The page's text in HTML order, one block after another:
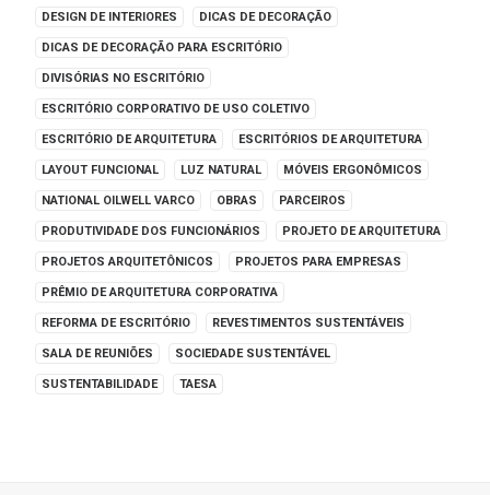
DESIGN DE INTERIORES DICAS DE DECORAÇÃO
DICAS DE DECORAÇÃO PARA ESCRITÓRIO
DIVISÓRIAS NO ESCRITÓRIO
ESCRITÓRIO CORPORATIVO DE USO COLETIVO
ESCRITÓRIO DE ARQUITETURA ESCRITÓRIOS DE ARQUITETURA
LAYOUT FUNCIONAL LUZ NATURAL MÓVEIS ERGONÔMICOS
NATIONAL OILWELL VARCO OBRAS PARCEIROS
PRODUTIVIDADE DOS FUNCIONÁRIOS PROJETO DE ARQUITETURA
PROJETOS ARQUITETÔNICOS PROJETOS PARA EMPRESAS
PRÊMIO DE ARQUITETURA CORPORATIVA
REFORMA DE ESCRITÓRIO REVESTIMENTOS SUSTENTÁVEIS
SALA DE REUNIÕES SOCIEDADE SUSTENTÁVEL
SUSTENTABILIDADE TAESA